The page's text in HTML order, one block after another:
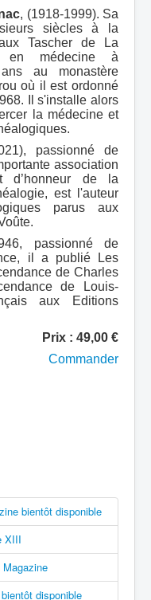
, (1918-1999). Sa
siècles à la
Tascher de La
en médecine à
au monastère
où il est ordonné
Il s'installe alors
la médecine et
passionné de
association
d’honneur de la
est l'auteur
parus aux
passionné de
il a publié Les
de Charles
de Louis-
aux Editions
Prix : 49,00 €
Commander
bientôt disponible
XIII
Magazine
disponible